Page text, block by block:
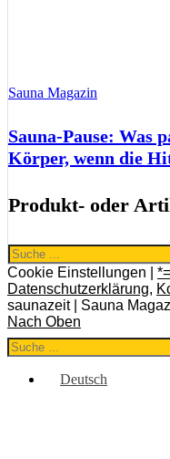
Sauna Magazin
Sauna-Pause:
Körper, wenn die
Produkt- oder
Search
for:
Cookie Einstellungen |
Datenschutzerklärung,
saunazeit | Sauna
Nach Oben
Search
for:
Deutsch